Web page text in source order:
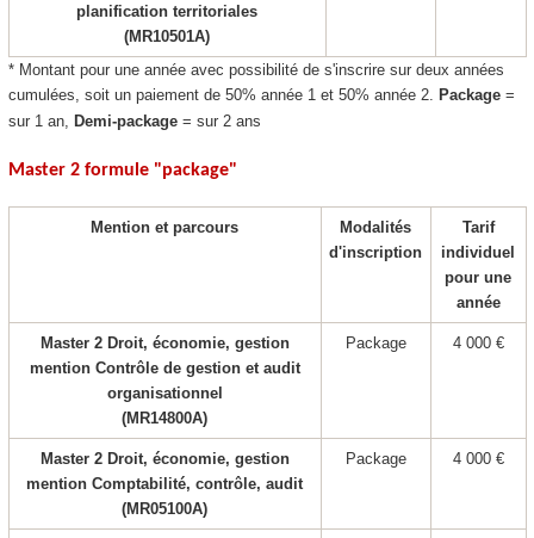
planification territoriales
(MR10501A)
* Montant pour une année avec possibilité de s'inscrire sur deux années
cumulées, soit un paiement de 50% année 1 et 50% année 2.
Package=
sur 1 an,
Demi-package = sur 2 ans
Master 2 formule "package"
Mention et parcours
Modalités
d'inscription
Tarif
individuel
pour une
année
Master 2 Droit, économie, gestion
mention Contrôle de gestion et audit
organisationnel
(MR14800A)
Package 4 000 €
Master 2 Droit, économie, gestion
mention Comptabilité, contrôle, audit
(MR05100A)
Package 4 000 €